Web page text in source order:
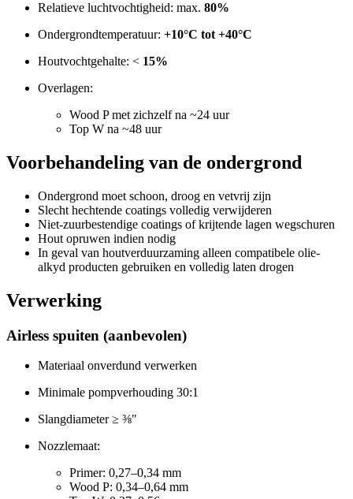
Relatieve luchtvochtigheid: max. 80%
Ondergrondtemperatuur: +10°C tot +40°C
Houtvochtgehalte: < 15%
Overlagen:
Wood P met zichzelf na ~24 uur
Top W na ~48 uur
Voorbehandeling van de ondergrond
Ondergrond moet schoon, droog en vetvrij zijn
Slecht hechtende coatings volledig verwijderen
Niet-zuurbestendige coatings of krijtende lagen wegschuren
Hout opruwen indien nodig
In geval van houtverduurzaming alleen compatibele olie-
alkyd producten gebruiken en volledig laten drogen
Verwerking
Airless spuiten (aanbevolen)
Materiaal onverdund verwerken
Minimale pompverhouding 30:1
Slangdiameter ≥ ⅜"
Nozzlemaat:
Primer: 0,27–0,34 mm
Wood P: 0,34–0,64 mm